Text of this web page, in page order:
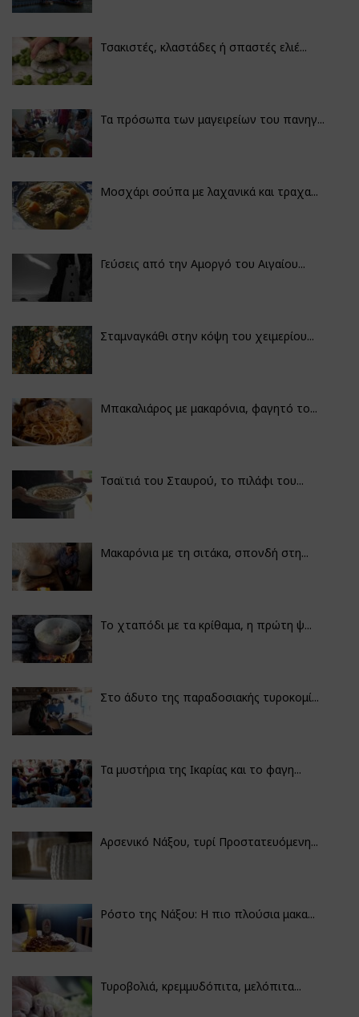
Τσακιστές, κλαστάδες ή σπαστές ελιέ...
Τα πρόσωπα των μαγειρείων του πανηγ...
Μοσχάρι σούπα με λαχανικά και τραχα...
Γεύσεις από την Αμοργό του Αιγαίου...
Σταμναγκάθι στην κόψη του χειμερίου...
Μπακαλιάρος με μακαρόνια, φαγητό το...
Τσαϊτιά του Σταυρού, το πιλάφι του...
Μακαρόνια με τη σιτάκα, σπονδή στη...
Το χταπόδι με τα κρίθαμα, η πρώτη ψ...
Στο άδυτο της παραδοσιακής τυροκομί...
Τα μυστήρια της Ικαρίας και το φαγη...
Αρσενικό Νάξου, τυρί Προστατευόμενη...
Ρόστο της Νάξου: Η πιο πλούσια μακα...
Τυροβολιά, κρεμμυδόπιτα, μελόπιτα...